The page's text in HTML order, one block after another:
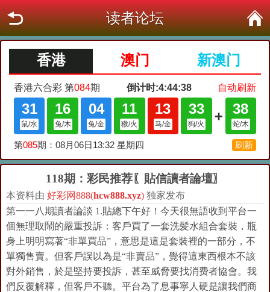
读者论坛
118期：彩民推荐〖貼信讀者論壇〗
本资料由 好彩网888(hcw888.xyz) 独家发布
第一一八期讀者論談 1.貼總下午好！今天很無語收到平台一
個無理取鬧的嚴重投訴：客戶買了一套洗髪水組合套裝，瓶
身上明明寫著“非單買品”，意思是這是套裝裡的一部分，不
單獨售賣。但客戶誤以為是“非賣品”，覺得這東西根本不該
對外銷售，於是堅持要投訴，甚至威脅要找消费者協會。我
們反覆解釋，但客戶不聽。平台為了息事寧人硬是讓我們商